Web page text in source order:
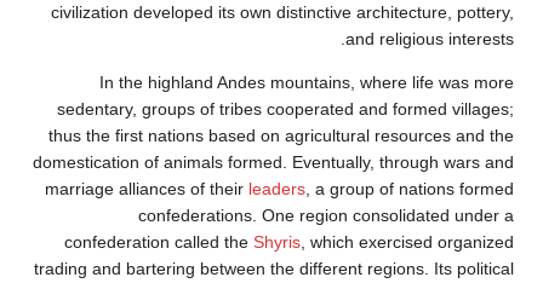
civilization developed its own distinctive architecture,
and religious
In the highland Andes mountains, where life
sedentary, groups of tribes cooperated and formed
thus the first nations based on agricultural resources
domestication of animals formed. Eventually, through
marriage alliances of theirleaders, a group of
confederations. One region consolidated
confederation called theShyris, which exercised
trading and bartering between the different regions. Its